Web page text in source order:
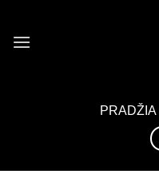
content
PRADŽIA